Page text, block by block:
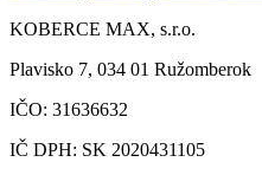
KOBERCE MAX, s.r.o.
Plavisko 7, 034 01 Ružomberok
IČO: 31636632
IČ DPH: SK 2020431105